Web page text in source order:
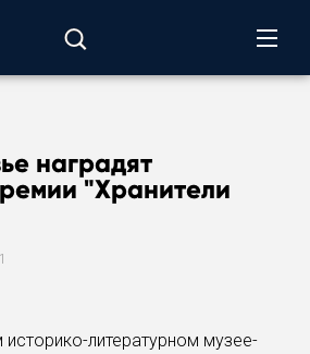
наградят
"Хранители
литературном музее-